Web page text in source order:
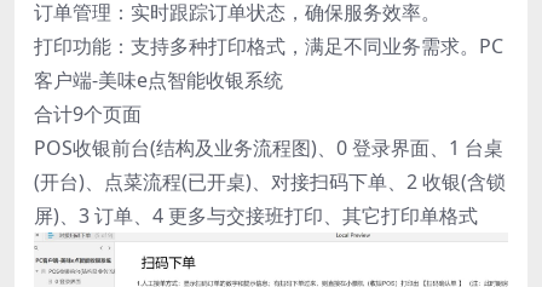
订单管理：实时跟踪订单状态，确保服务效率。
打印功能：支持多种打印格式，满足不同业务需求。PC
客户端-美味e点智能收银系统
合计9个页面
POS收银前台(结构及业务流程图)、0 登录界面、1 台桌
(开台)、点菜流程(已开桌)、对接扫码下单、2 收银(含锁
屏)、3 订单、4 更多与交接班打印、其它打印单格式